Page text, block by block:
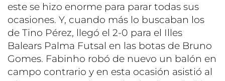
este se hizo enorme para parar todas sus
ocasiones. Y, cuando más lo buscaban los
de Tino Pérez, llegó el 2-0 para el Illes
Balears Palma Futsal en las botas de Bruno
Gomes. Fabinho robó de nuevo un balón en
campo contrario y en esta ocasión asistió al